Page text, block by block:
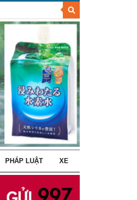
PHÁP LUẬT XE